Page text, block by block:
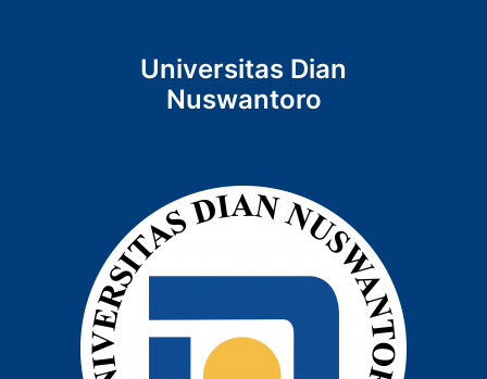
Universitas Dian
Nuswantoro